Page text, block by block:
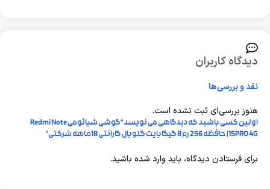
دیدگاه کاربران
نقد و بررسی‌ها
هنوز بررسی‌ای ثبت نشده است.
اولین کسی باشید که دیدگاهی می نویسد “گوشی شیائومی Redmi Note
15PRO 4G| حافظه 256 رم 8 گیگابایت گلوبال گارانتی 18ماهه شرکتی”
برای فرستادن دیدگاه، بایدوارد شده باشید.